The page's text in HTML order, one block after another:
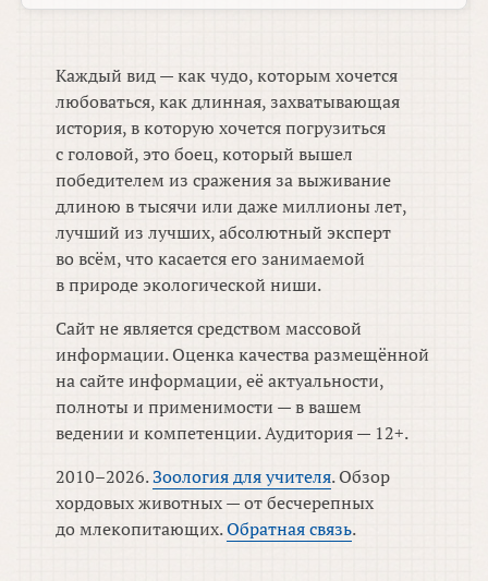
Каждый вид — как чудо, которым хочется
любоваться, как длинная, захватывающая
история, в которую хочется погрузиться
с головой, это боец, который вышел
победителем из сражения за выживание
длиною в тысячи или даже миллионы лет,
лучший из лучших, абсолютный эксперт
во всём, что касается его занимаемой
в природе экологической ниши.
Сайт не является средством массовой
информации. Оценка качества размещённой
на сайте информации, её актуальности,
полноты и применимости — в вашем
ведении и компетенции. Аудитория — 12+.
2010–2026.Зоология для учителя. Обзор
хордовых животных — от бесчерепных
до млекопитающих.Обратная связь.